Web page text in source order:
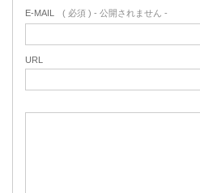
E-MAIL ( 必須 ) - 公開されません -
URL